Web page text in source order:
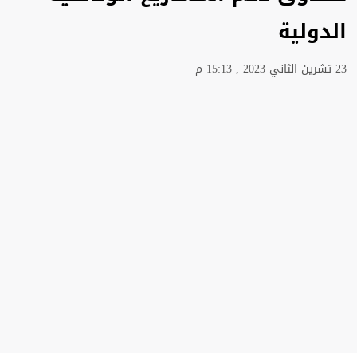
الدولية
23 تشرين الثاني 2023 , 15:13 م